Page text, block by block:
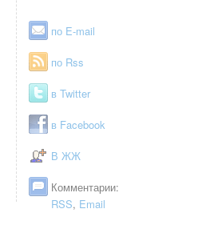
по E-mail
по Rss
в Twitter
в Facebook
В ЖЖ
Комментарии:
RSS, Email